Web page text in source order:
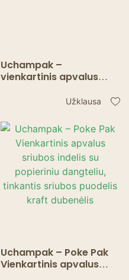
Uchampak –
vienkartinis apvalus
popieriniu dangteliu,
maisto konteineris
sriubos indas/puodelis
Talpykla
Užklausa
Uchampak – Poke Pak
Vienkartinis apvalus